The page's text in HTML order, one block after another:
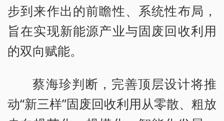
步到来作出的前瞻性、系统性布局，
旨在实现新能源产业与固废回收利用
的双向赋能。
蔡海珍判断，完善顶层设计将推
动“新三样”固废回收利用从零散、粗放